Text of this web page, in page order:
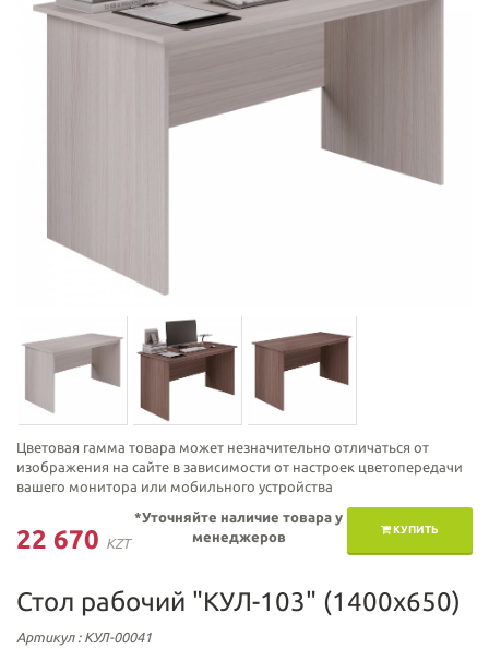
Цветовая гамма товара может незначительно отличаться от
изображения на сайте в зависимости от настроек цветопередачи
вашего монитора или мобильного устройства
22 670 KZT
КУПИТЬ
*Уточняйте наличие товара у
менеджеров
Стол рабочий "КУЛ-103" (1400х650)
Артикул: КУЛ-00041